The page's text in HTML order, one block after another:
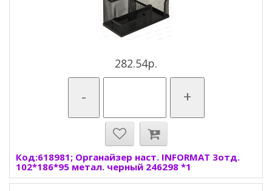
282.54р.
- +
Код:618981; Органайзер наст. INFORMAT 3отд.
102*186*95 метал. черный 246298 *1